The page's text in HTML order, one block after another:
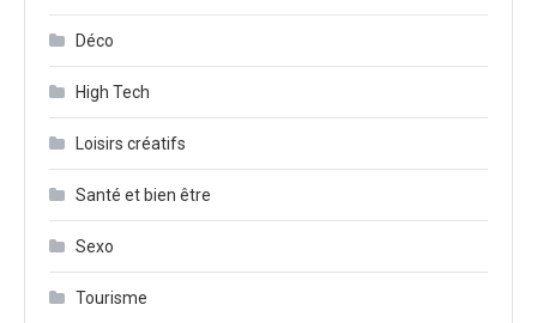
Déco
High Tech
Loisirs créatifs
Santé et bien être
Sexo
Tourisme